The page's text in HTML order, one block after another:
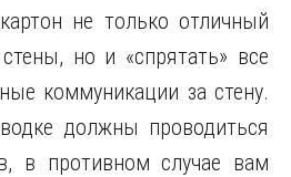
не только отличный
но и «спрятать» все
коммуникации за стену.
должны проводиться
в противном случае вам